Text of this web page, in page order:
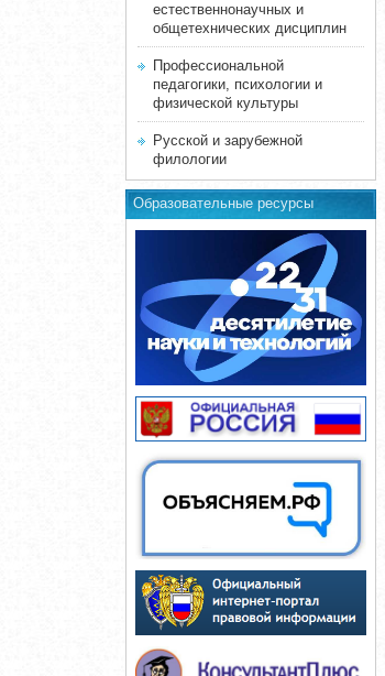
естественнонаучных и
общетехнических дисциплин
Профессиональной
педагогики, психологии и
физической культуры
Русской и зарубежной
филологии
Образовательные ресурсы